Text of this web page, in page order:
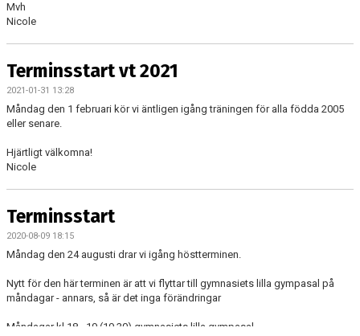
Mvh
Nicole
Terminsstart vt 2021
2021-01-31 13:28
Måndag den 1 februari kör vi äntligen igång träningen för alla födda 2005
eller senare.
Hjärtligt välkomna!
Nicole
Terminsstart
2020-08-09 18:15
Måndag den 24 augusti drar vi igång höstterminen.
Nytt för den här terminen är att vi flyttar till gymnasiets lilla gympasal på
måndagar - annars, så är det inga förändringar
Måndagar kl 18 - 19 (19.30) gymnasiets lilla gympasal